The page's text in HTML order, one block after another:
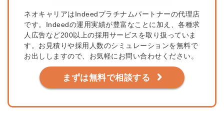
ネオキャリアはIndeedプラチナムパートナーの代理店
です。Indeedの運用実績が豊富なことに加え、各種求
人広告など200以上の採用サービスを取り扱っていま
す。お見積りや採用人数のシミュレーションを無料で
お出ししますので、お気軽にお問い合わせください。
まずは無料で相談する